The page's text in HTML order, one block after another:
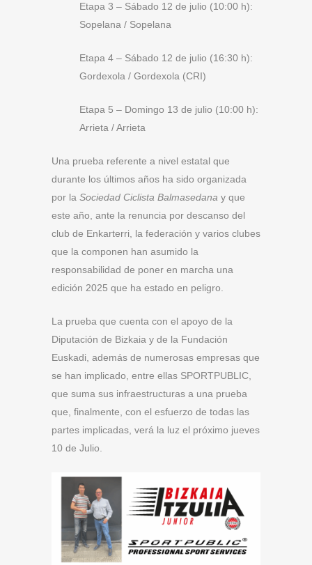
Etapa 3 – Sábado 12 de julio (10:00 h):
Sopelana / Sopelana
Etapa 4 – Sábado 12 de julio (16:30 h):
Gordexola / Gordexola (CRI)
Etapa 5 – Domingo 13 de julio (10:00 h):
Arrieta / Arrieta
Una prueba referente a nivel estatal que
durante los últimos años ha sido organizada
por la Sociedad Ciclista Balmasedana y que
este año, ante la renuncia por descanso del
club de Enkarterri, la federación y varios clubes
que la componen han asumido la
responsabilidad de poner en marcha una
edición 2025 que ha estado en peligro.
La prueba que cuenta con el apoyo de la
Diputación de Bizkaia y de la Fundación
Euskadi, además de numerosas empresas que
se han implicado, entre ellas SPORTPUBLIC,
que suma sus infraestructuras a una prueba
que, finalmente, con el esfuerzo de todas las
partes implicadas, verá la luz el próximo jueves
10 de Julio.